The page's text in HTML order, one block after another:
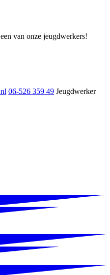
van onze jeugdwerkers!
06-526 359 49 Jeugdwerker